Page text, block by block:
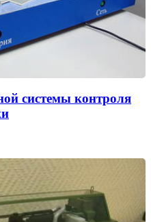
системы контроля